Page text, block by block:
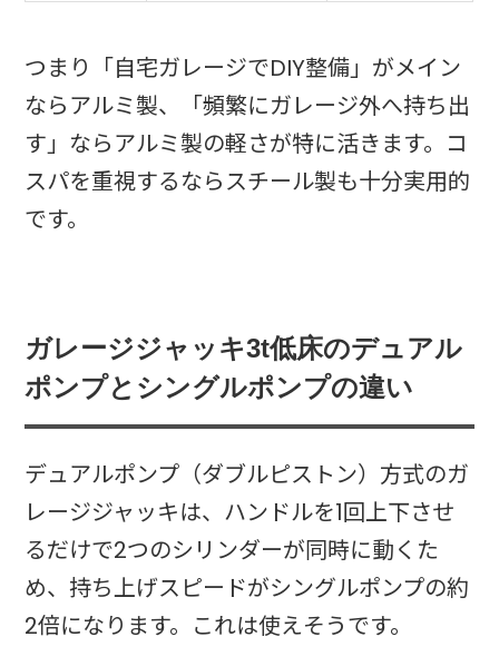
つまり「自宅ガレージでDIY整備」がメイン
ならアルミ製、「頻繁にガレージ外へ持ち出
す」ならアルミ製の軽さが特に活きます。コ
スパを重視するならスチール製も十分実用的
です。
ガレージジャッキ3t低床のデュアル
ポンプとシングルポンプの違い
デュアルポンプ（ダブルピストン）方式のガ
レージジャッキは、ハンドルを1回上下させ
るだけで2つのシリンダーが同時に動くた
め、持ち上げスピードがシングルポンプの約
2倍になります。これは使えそうです。